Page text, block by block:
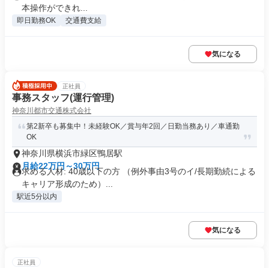
本操作ができれ...
即日勤務OK 交通費支給
気になる
正社員
事務スタッフ(運行管理)
神奈川都市交通株式会社
第2新卒も募集中！未経験OK／賞与年2回／日勤当務あり／車通勤
OK
神奈川県横浜市緑区鴨居駅
月給22万円～30万円
求める人材: 40歳以下の方 （例外事由3号のイ/長期勤続による
キャリア形成のため）...
駅近5分以内
気になる
正社員